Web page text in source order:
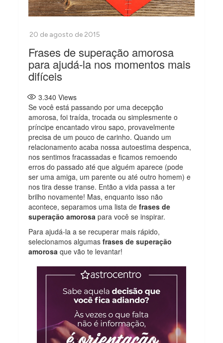
Frases de superação amorosa
para ajudá-la nos momentos mais
difíceis
3.340 Views
Se você está passando por uma decepção
amorosa, foi traída, trocada ou simplesmente o
príncipe encantado virou sapo, provavelmente
precisa de um pouco de carinho. Quando um
relacionamento acaba nossa autoestima despenca,
nos sentimos fracassadas e ficamos remoendo
erros do passado até que alguém aparece (pode
ser uma amiga, um parente ou até outro homem) e
nos tira desse transe. Então a vida passa a ter
brilho novamente! Mas, enquanto isso não
acontece, separamos uma lista de frases de
superação amorosa para você se inspirar.
Para ajudá-la a se recuperar mais rápido,
selecionamos algumas frases de superação
amorosa que vão te levantar!